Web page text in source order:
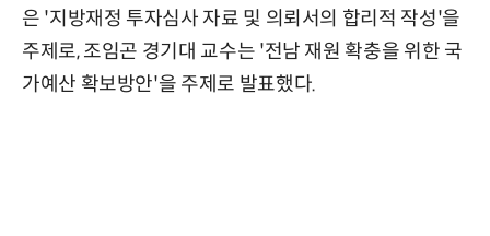
은 '지방재정 투자심사 자료 및 의뢰서의 합리적 작성'을
주제로, 조임곤 경기대 교수는 '전남 재원 확충을 위한 국
가예산 확보방안'을 주제로 발표했다.